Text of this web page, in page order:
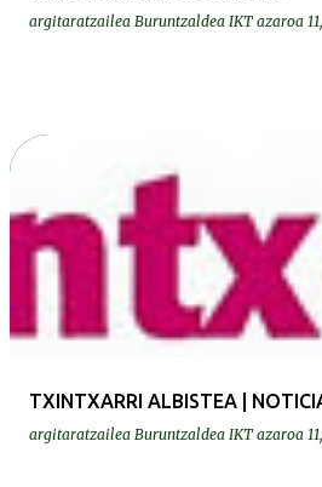
argitaratzailea Buruntzaldea IKT azaroa
TXINTXARRI ALBISTEA |
argitaratzailea Buruntzaldea IKT azaroa